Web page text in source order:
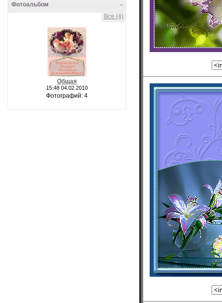
-
Фотоальбом
Все (4)
Общая
15:48 04.02.2010
Фотографий: 4